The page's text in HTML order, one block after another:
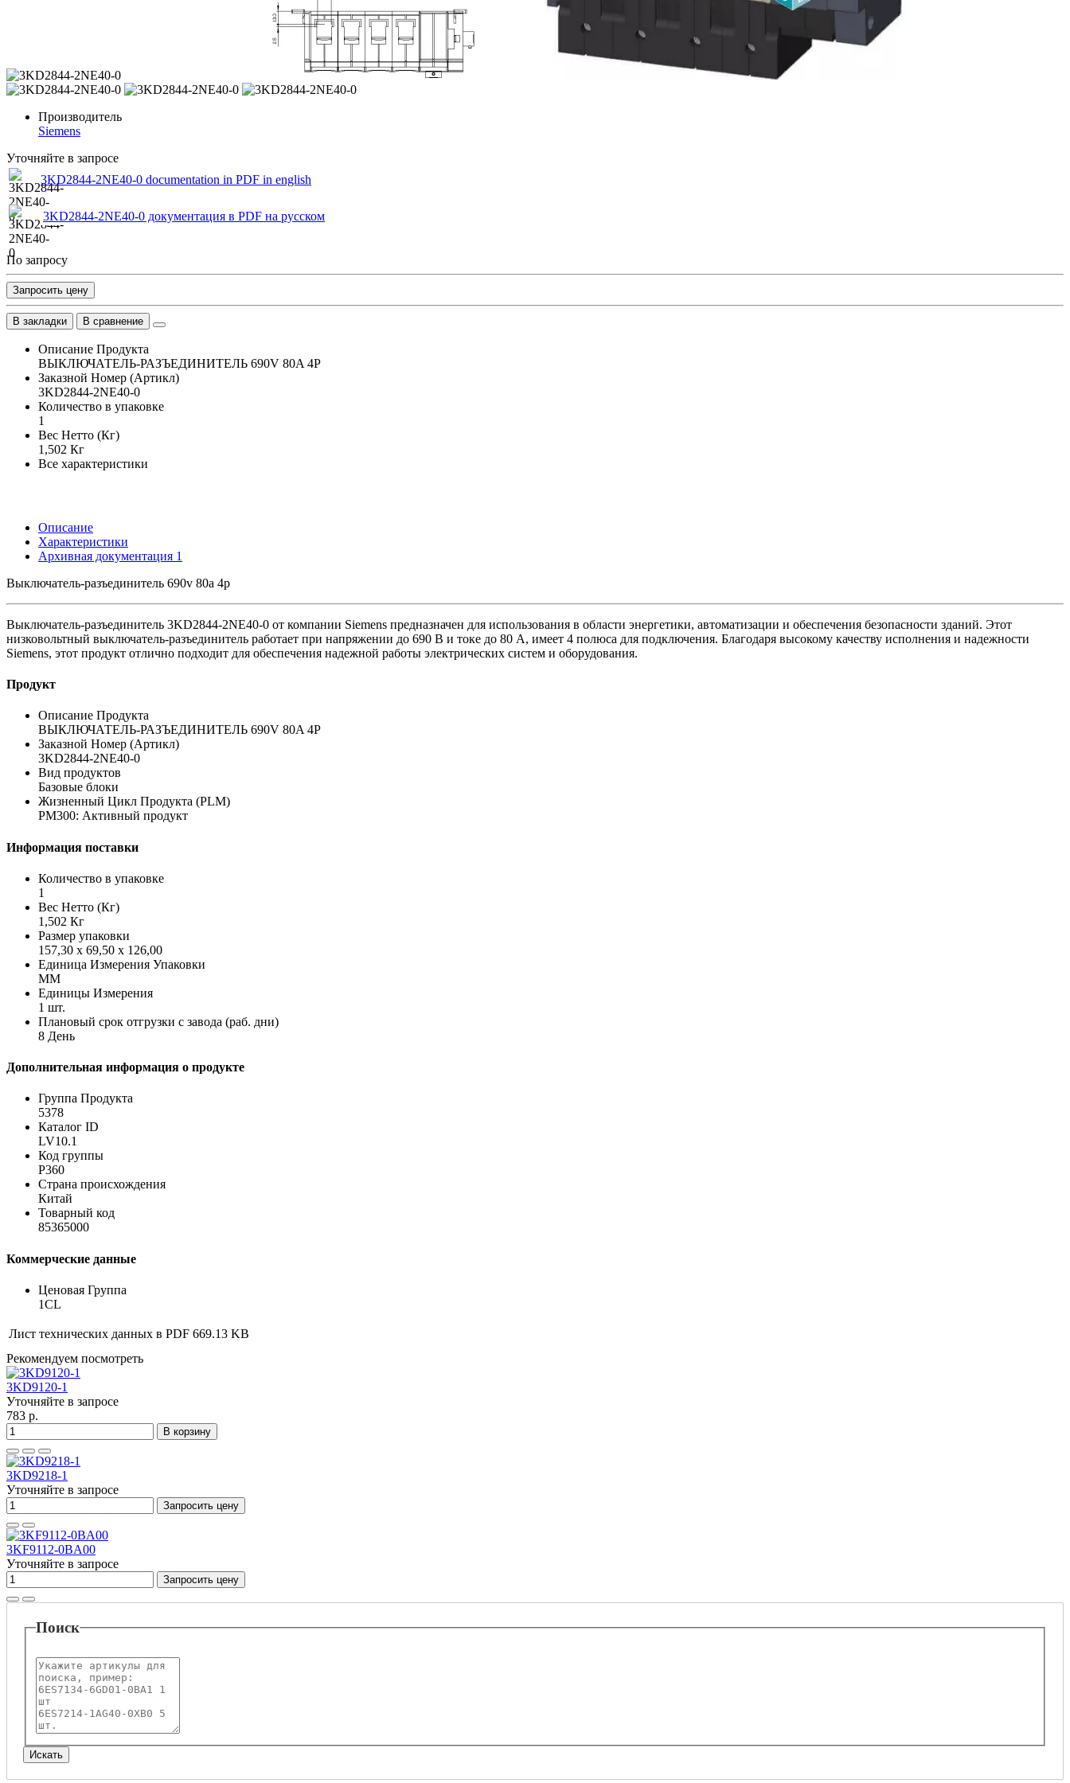
Производитель
Siemens
Уточняйте в запросе
3KD2844-2NE40-0 documentation in PDF in english
3KD2844-2NE40-0 документация в PDF на русском
По запросу
Запросить цену
В закладки В сравнение
Описание Продукта
ВЫКЛЮЧАТЕЛЬ-РАЗЪЕДИНИТЕЛЬ 690V 80A 4P
Заказной Номер (Артикл)
3KD2844-2NE40-0
Количество в упаковке
1
Вес Нетто (Кг)
1,502 Кг
Все характеристики
Описание
Характеристики
Архивная документация 1
Выключатель-разъединитель 690v 80a 4p
Выключатель-разъединитель 3KD2844-2NE40-0 от компании Siemens предназначен для использования в области энергетики, автоматизации и обеспечения безопасности зданий. Этот
низковольтный выключатель-разъединитель работает при напряжении до 690 В и токе до 80 А, имеет 4 полюса для подключения. Благодаря высокому качеству исполнения и надежности
Siemens, этот продукт отлично подходит для обеспечения надежной работы электрических систем и оборудования.
Продукт
Описание Продукта
ВЫКЛЮЧАТЕЛЬ-РАЗЪЕДИНИТЕЛЬ 690V 80A 4P
Заказной Номер (Артикл)
3KD2844-2NE40-0
Вид продуктов
Базовые блоки
Жизненный Цикл Продукта (PLM)
PM300: Активный продукт
Информация поставки
Количество в упаковке
1
Вес Нетто (Кг)
1,502 Кг
Размер упаковки
157,30 x 69,50 x 126,00
Единица Измерения Упаковки
MM
Единицы Измерения
1 шт.
Плановый срок отгрузки с завода (раб. дни)
8 День
Дополнительная информация о продукте
Группа Продукта
5378
Каталог ID
LV10.1
Код группы
P360
Страна происхождения
Китай
Товарный код
85365000
Коммерческие данные
Ценовая Группа
1CL
Лист технических данных в PDF 669.13 KB
Рекомендуем посмотреть
3KD9120-1
Уточняйте в запросе
783 р.
В корзину
3KD9218-1
Уточняйте в запросе
Запросить цену
3KF9112-0BA00
Уточняйте в запросе
Запросить цену
Поиск